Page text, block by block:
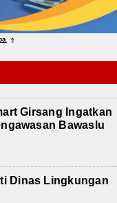
⇑
Girsang Ingatkan
Bawaslu
Dinas Lingkungan